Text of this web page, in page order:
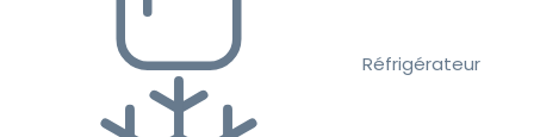
Réfrigérateur